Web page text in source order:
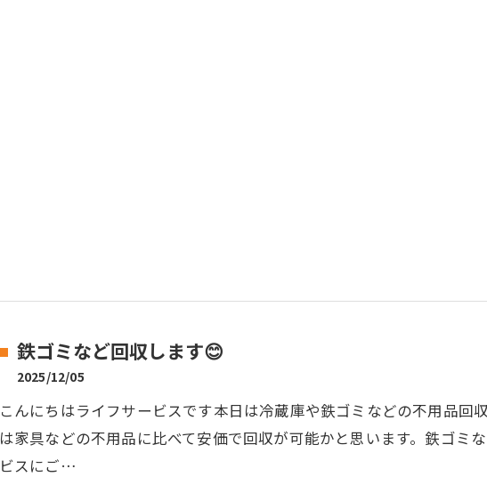
鉄ゴミなど回収します😊
2025/12/05
こんにちはライフサービスです本日は冷蔵庫や鉄ゴミなどの不用品回
は家具などの不用品に比べて安価で回収が可能かと思います。鉄ゴミ
ビスにご…